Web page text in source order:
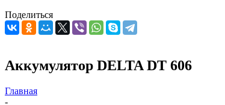
Поделиться
Аккумулятор DELTA DT 606
Главная
-